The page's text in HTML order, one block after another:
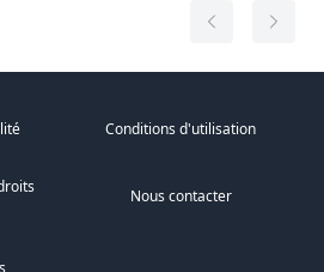
Conditions d'utilisation
Nous contacter